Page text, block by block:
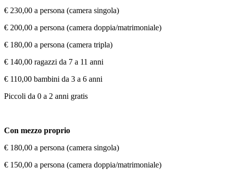
€ 230,00 a persona (camera singola)
€ 200,00 a persona (camera doppia/matrimoniale)
€ 180,00 a persona (camera tripla)
€ 140,00 ragazzi da 7 a 11 anni
€ 110,00 bambini da 3 a 6 anni
Piccoli da 0 a 2 anni gratis
Con mezzo proprio
€ 180,00 a persona (camera singola)
€ 150,00 a persona (camera doppia/matrimoniale)